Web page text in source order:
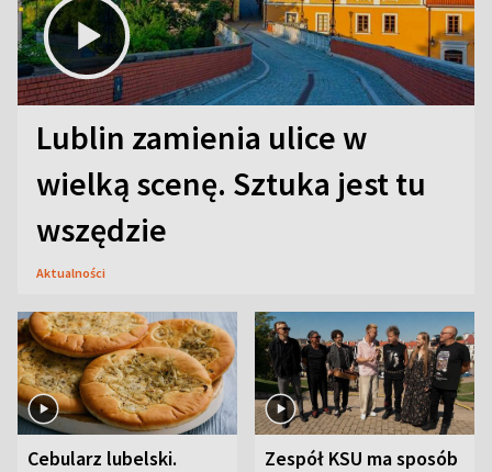
Lublin zamienia ulice w
wielką scenę. Sztuka jest tu
wszędzie
Aktualności
Cebularz lubelski.
Zespół KSU ma sposób